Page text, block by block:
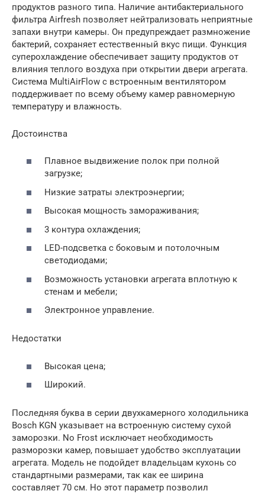
продуктов разного типа. Наличие антибактериального
фильтра Airfresh позволяет нейтрализовать неприятные
запахи внутри камеры. Он предупреждает размножение
бактерий, сохраняет естественный вкус пищи. Функция
суперохлаждение обеспечивает защиту продуктов от
влияния теплого воздуха при открытии двери агрегата.
Система MultiAirFlow с встроенным вентилятором
поддерживает по всему объему камер равномерную
температуру и влажность.
Достоинства
Плавное выдвижение полок при полной
загрузке;
Низкие затраты электроэнергии;
Высокая мощность замораживания;
3 контура охлаждения;
LED-подсветка с боковым и потолочным
светодиодами;
Возможность установки агрегата вплотную к
стенам и мебели;
Электронное управление.
Недостатки
Высокая цена;
Широкий.
Последняя буква в серии двухкамерного холодильника
Bosch KGN указывает на встроенную систему сухой
заморозки. No Frost исключает необходимость
разморозки камер, повышает удобство эксплуатации
агрегата. Модель не подойдет владельцам кухонь со
стандартными размерами, так как ее ширина
составляет 70 см. Но этот параметр позволил